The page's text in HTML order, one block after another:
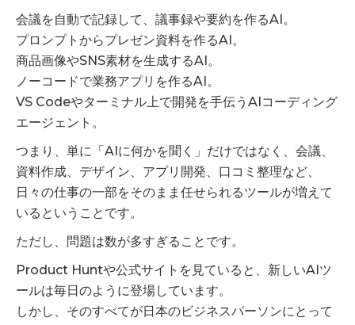
会議を自動で記録して、議事録や要約を作るAI。
プロンプトからプレゼン資料を作るAI。
商品画像やSNS素材を生成するAI。
ノーコードで業務アプリを作るAI。
VS Codeやターミナル上で開発を手伝うAIコーディング
エージェント。
つまり、単に「AIに何かを聞く」だけではなく、会議、
資料作成、デザイン、アプリ開発、口コミ整理など、
日々の仕事の一部をそのまま任せられるツールが増えて
いるということです。
ただし、問題は数が多すぎることです。
Product Huntや公式サイトを見ていると、新しいAIツ
ールは毎日のように登場しています。
しかし、そのすべてが日本のビジネスパーソンにとって